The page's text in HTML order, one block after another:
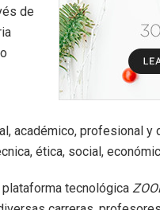
de
académico, profesional y
ética, social,
tecnológica